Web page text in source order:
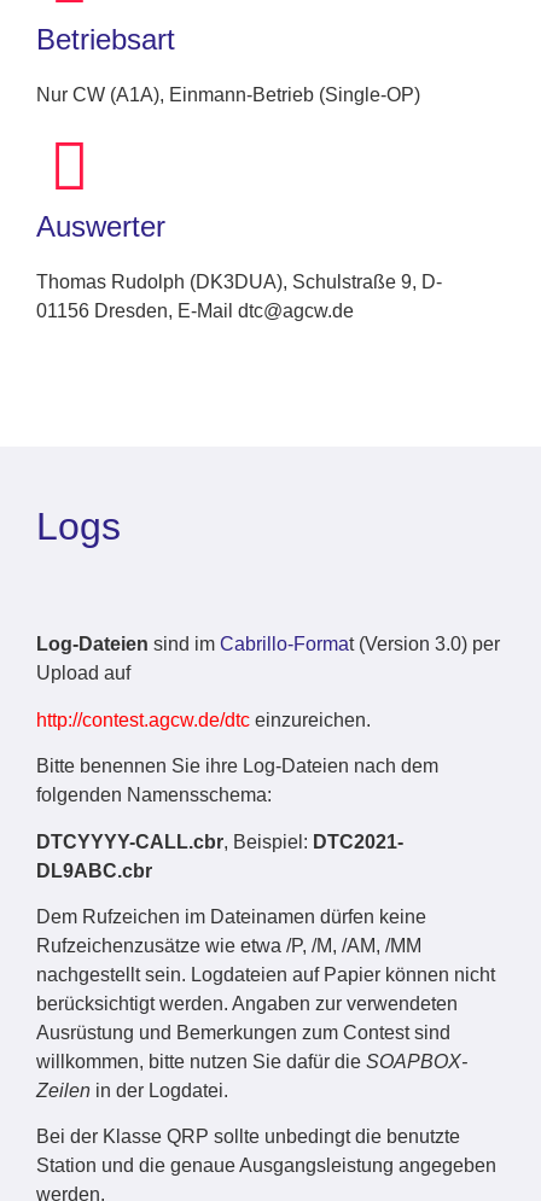
Betriebsart
Nur CW (A1A), Einmann-Betrieb (Single-OP)
Auswerter
Thomas Rudolph (DK3DUA), Schulstraße 9, D-
01156 Dresden, E-Mail dtc@agcw.de
Logs
Log-Dateien sind im Cabrillo-Format (Version 3.0) per
Upload auf
http://contest.agcw.de/dtc einzureichen.
Bitte benennen Sie ihre Log-Dateien nach dem
folgenden Namensschema:
DTCYYYY-CALL.cbr, Beispiel: DTC2021-
DL9ABC.cbr
Dem Rufzeichen im Dateinamen dürfen keine
Rufzeichenzusätze wie etwa /P, /M, /AM, /MM
nachgestellt sein. Logdateien auf Papier können nicht
berücksichtigt werden. Angaben zur verwendeten
Ausrüstung und Bemerkungen zum Contest sind
willkommen, bitte nutzen Sie dafür die SOAPBOX-
Zeilen in der Logdatei.
Bei der Klasse QRP sollte unbedingt die benutzte
Station und die genaue Ausgangsleistung angegeben
werden.